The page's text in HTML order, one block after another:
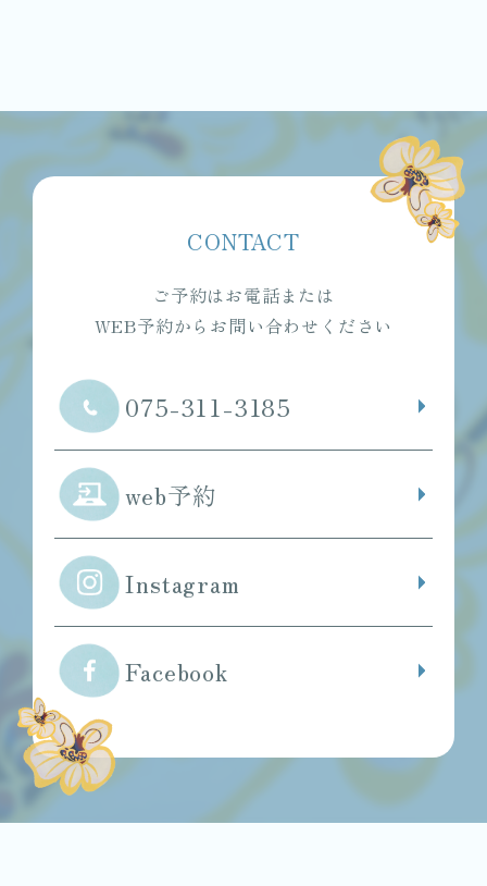
CONTACT
ご予約はお電話または
WEB予約からお問い合わせください
075-311-3185
web予約
Instagram
Facebook